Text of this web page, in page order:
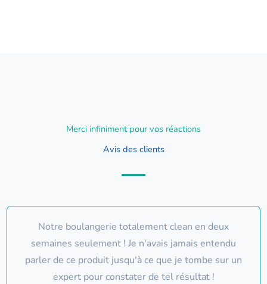
Merci infiniment pour vos réactions
Avis des clients
Notre boulangerie totalement clean en deux
semaines seulement ! Je n'avais jamais entendu
parler de ce produit jusqu'à ce que je tombe sur un
expert pour constater de tel résultat !